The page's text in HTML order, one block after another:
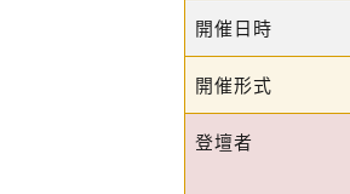
開催日時
開催形式
登壇者